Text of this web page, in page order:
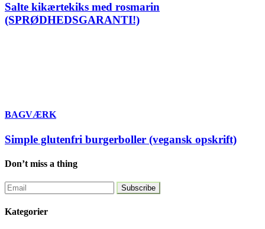
Salte kikærtekiks med rosmarin
(SPRØDHEDSGARANTI!)
BAGVÆRK
Simple glutenfri burgerboller (vegansk opskrift)
Don’t miss a thing
Kategorier